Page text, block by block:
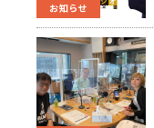
お知らせ